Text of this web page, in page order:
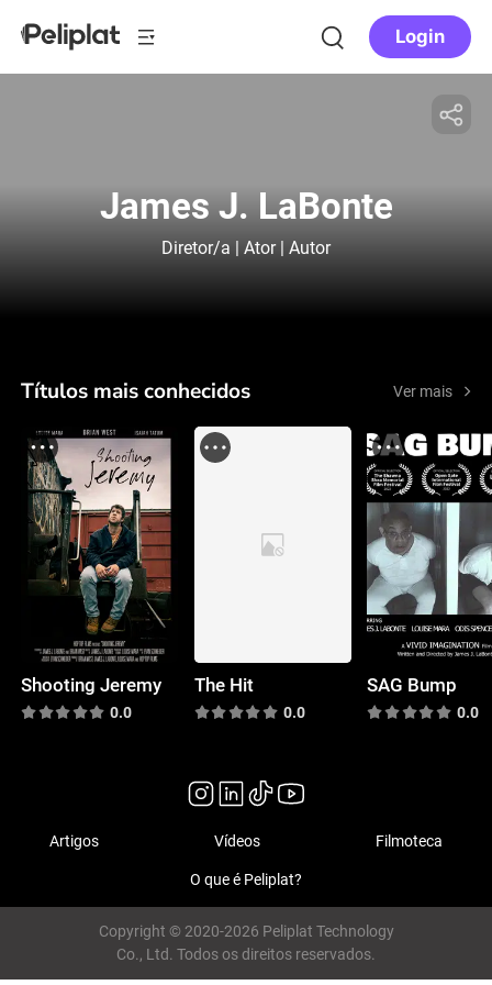
Login
James J. LaBonte
Diretor/a | Ator | Autor
Títulos mais conhecidos Ver mais
Shooting Jeremy
0.0
The Hit
0.0
SAG Bump
0.0
Artigos Vídeos Filmoteca
O que é Peliplat?
Copyright © 2020-2026 Peliplat Technology
Co., Ltd. Todos os direitos reservados.